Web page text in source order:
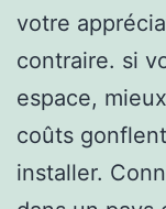
votre
contraire. si
espace,
coûts
installer.